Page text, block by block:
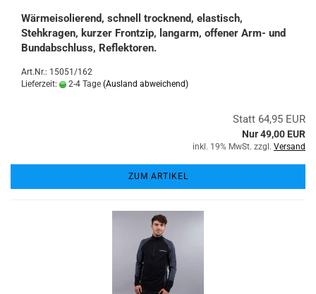
Wärmeisolierend, schnell trocknend, elastisch,
Stehkragen, kurzer Frontzip, langarm, offener Arm- und
Bundabschluss, Reflektoren.
Art.Nr.: 15051/162
Lieferzeit:
2-4 Tage (Ausland abweichend)
Statt 64,95 EUR
Nur 49,00 EUR
inkl. 19% MwSt. zzgl. Versand
ZUM ARTIKEL